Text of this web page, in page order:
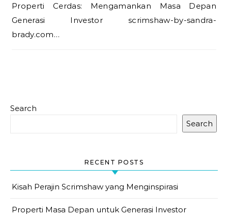
Properti Cerdas: Mengamankan Masa Depan
Generasi Investor scrimshaw-by-sandra-
brady.com…
Search
Search
RECENT POSTS
Kisah Perajin Scrimshaw yang Menginspirasi
Properti Masa Depan untuk Generasi Investor